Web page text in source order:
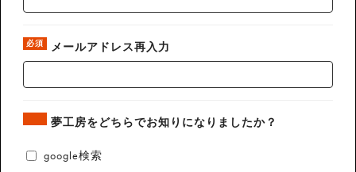
必須 メールアドレス再入力
夢工房をどちらでお知りになりましたか？
google検索